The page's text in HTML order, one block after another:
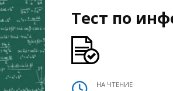
Тест по
НА ЧТЕНИЕ